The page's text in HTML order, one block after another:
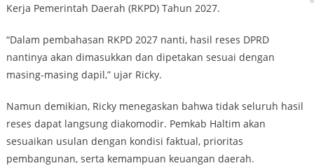
Kerja Pemerintah Daerah (RKPD) Tahun 2027.
“Dalam pembahasan RKPD 2027 nanti, hasil reses DPRD
nantinya akan dimasukkan dan dipetakan sesuai dengan
masing-masing dapil,” ujar Ricky.
Namun demikian, Ricky menegaskan bahwa tidak seluruh hasil
reses dapat langsung diakomodir. Pemkab Haltim akan
sesuaikan usulan dengan kondisi faktual, prioritas
pembangunan, serta kemampuan keuangan daerah.